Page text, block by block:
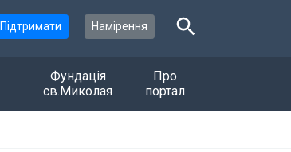
Підтримати Намірення
Фундація
св.Миколая
Про
портал